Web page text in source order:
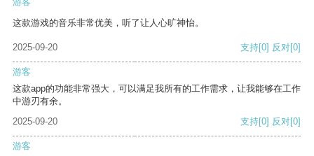
这款游戏的音乐非常优美，听了让人心旷神怡。
2025-09-20 支持[0] 反对[0]
游客
这款app的功能非常强大，可以满足我所有的工作需求，让我能够在工作
中游刃有余。
2025-09-20
支持[0] 反对[0]
游客